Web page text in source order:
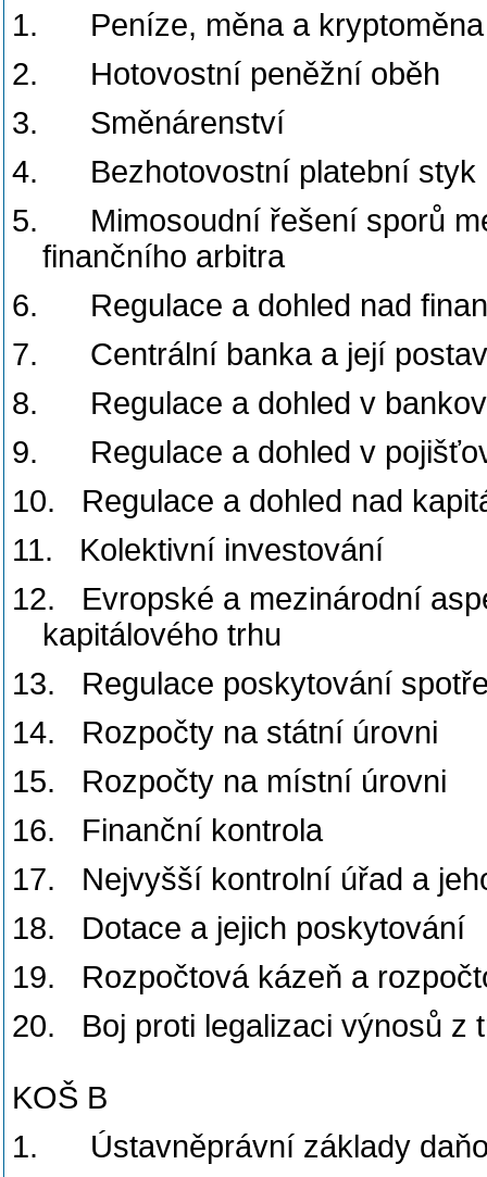
1.
Peníze, měna a kryptoměna
2.
Hotovostní peněžní oběh
3.
Směnárenství
4.
Bezhotovostní platební styk
5.
Mimosoudní řešení sporů
finančního arbitra
6.
Regulace a dohled nad
7.
Centrální banka a její
8.
Regulace a dohled v
9.
Regulace a dohled v
10.
Regulace a dohled nad
11.
Kolektivní investování
12.
Evropské a mezinárodní
kapitálového trhu
13.
Regulace poskytování
14.
Rozpočty na státní úrovni
15.
Rozpočty na místní úrovni
16.
Finanční kontrola
17.
Nejvyšší kontrolní úřad a
18.
Dotace a jejich poskytování
19.
Rozpočtová kázeň a
20.
Boj proti legalizaci výnosů z
KOŠ B
1.
Ústavněprávní základy